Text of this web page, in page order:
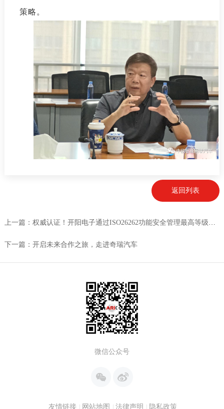
策略。
返回列表
上一篇：权威认证！开阳电子通过ISO26262功能安全管理最高等级体系认证并正式启动功能安全产品认证
下一篇：开启未来合作之旅，走进奇瑞汽车
微信公众号
友情链接 网站地图 法律声明 隐私政策